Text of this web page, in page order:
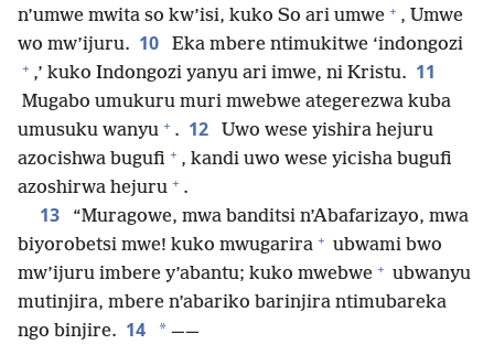
n’umwe mwita so kw’isi, kuko So ari umwe + , Umwe
wo mw’ijuru. 10 Eka mbere ntimukitwe ‘indongozi
+ ,’ kuko Indongozi yanyu ari imwe, ni Kristu. 11
Mugabo umukuru muri mwebwe ategerezwa kuba
umusuku wanyu + . 12
Uwo wese yishira hejuru
azocishwa bugufi + , kandi uwo wese yicisha bugufi
azoshirwa hejuru + .
13
“Muragowe, mwa banditsi n’Abafarizayo, mwa
biyorobetsi mwe! kuko mwugarira + ubwami bwo
mw’ijuru imbere y’abantu; kuko mwebwe + ubwanyu
mutinjira, mbere n’abariko barinjira ntimubareka
ngo binjire. 14 * ——